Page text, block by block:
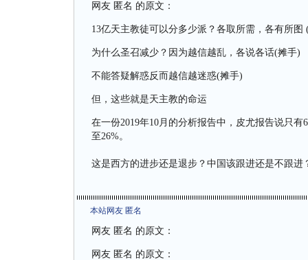
网友 匿名 的原文：
13亿天主教徒可以分多少派？各取所需，各有所图
为什么圣召减少？因为越信越乱，各说各话(摊手)
不能答疑解惑反而越信越迷惑(摊手)
但，这些就是天主教的命运
在一份2019年10月的分析报告中，皮尤报告说只
至26%。
这是西方的进步还是退步？中国该跟进还是不跟进
本站网友 匿名
网友 匿名 的原文：
网友 匿名 的原文：